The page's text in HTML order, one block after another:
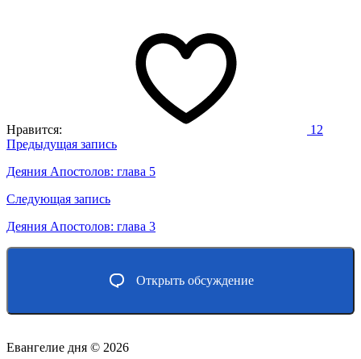
Нравится: 12
Навигация
по
записям
Предыдущая запись
Деяния Апостолов: глава 5
Следующая запись
Деяния Апостолов: глава 3
Открыть обсуждение
Евангелие дня © 2026